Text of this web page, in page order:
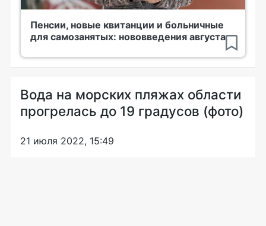
Пенсии, новые квитанции и больничные
для самозанятых: нововведения августа
Вода на морских пляжах области
прогрелась до 19 градусов (фото)
21 июля 2022, 15:49